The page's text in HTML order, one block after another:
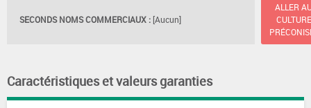
SECONDS NOMS COMMERCIAUX : [Aucun]
ALLER
Caractéristiques et valeurs garanties